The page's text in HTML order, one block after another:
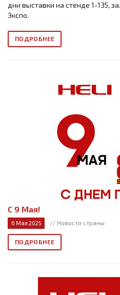
дни выставки на стенде 1-135,
Экспо.
ПОДРОБНЕЕ
С 9 Мая!
6 Мая 2025 // Новости страны
ПОДРОБНЕЕ